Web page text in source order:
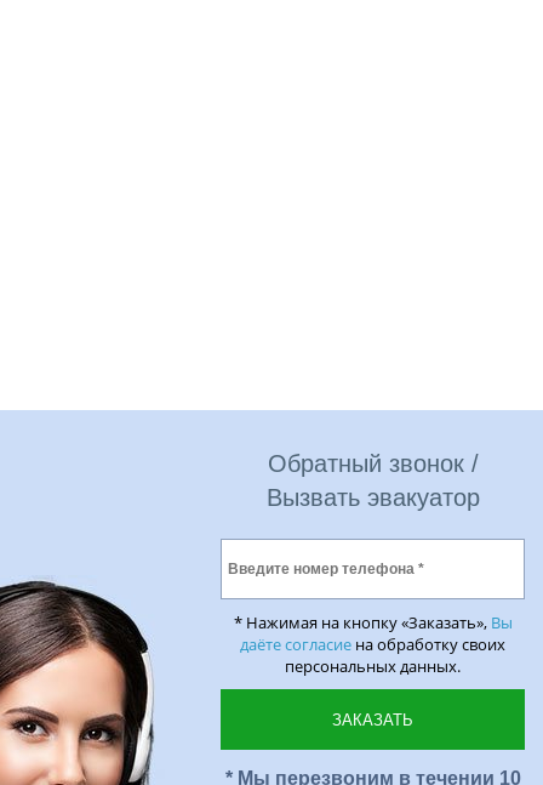
Обратный звонок /
Вызвать эвакуатор
* Нажимая на кнопку «Заказать», Вы
даёте согласие на обработку своих
персональных данных.
* Мы перезвоним в течении 10